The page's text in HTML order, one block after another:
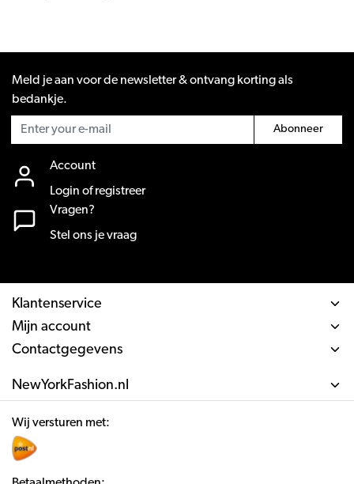
Meld je aan voor de newsletter & ontvang korting als
bedankje.
Abonneer
Account
Login of registreer
Vragen?
Stel ons je vraag
Klantenservice
Mijn account
Contactgegevens
NewYorkFashion.nl
Wij versturen met: